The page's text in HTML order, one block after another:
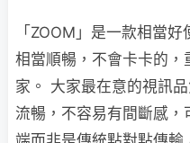
「ZOOM」是一款相當
相當順暢，不會卡卡的
家。 大家最在意的視訊
流暢，不容易有間斷感